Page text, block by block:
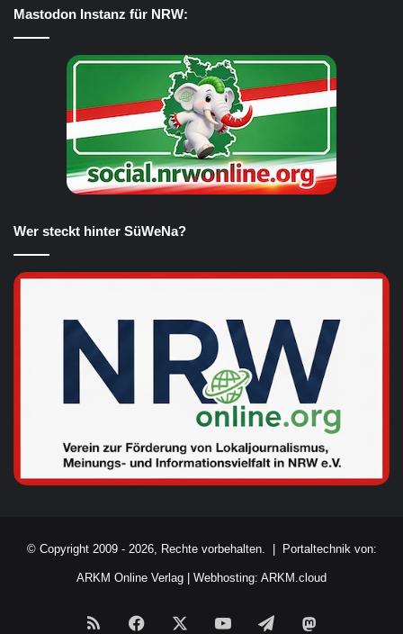
Mastodon Instanz für NRW:
Wer steckt hinter SüWeNa?
© Copyright 2009 - 2026, Rechte vorbehalten. | Portaltechnik von:
ARKM Online Verlag Webhosting: ARKM.cloud
RSS Facebook YouTubeTelegram